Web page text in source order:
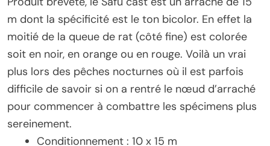
m dont la spécificité est le ton bicolor. En effet la
moitié de la queue de rat (côté fine) est colorée
soit en noir, en orange ou en rouge. Voilà un vrai
plus lors des pêches nocturnes où il est parfois
difficile de savoir si on a rentré le nœud d’arraché
pour commencer à combattre les spécimens plus
sereinement.
Conditionnement : 10 x 15 m